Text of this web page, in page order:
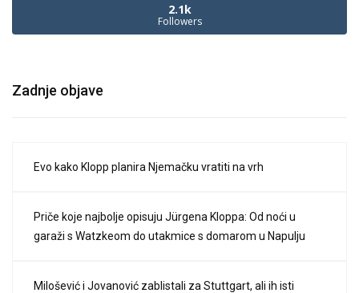
2.1k
Followers
Zadnje objave
Evo kako Klopp planira Njemačku vratiti na vrh
Priče koje najbolje opisuju Jürgena Kloppa: Od noći u
garaži s Watzkeom do utakmice s domarom u Napulju
Milošević i Jovanović zablistali za Stuttgart, ali ih isti